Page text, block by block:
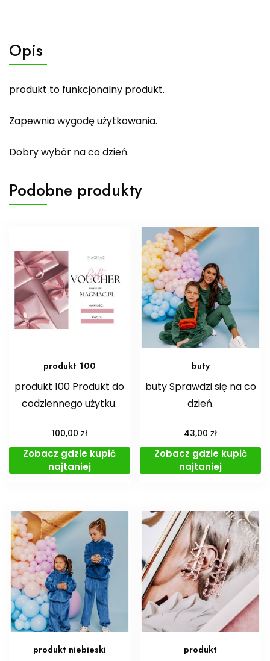
Opis
produkt to funkcjonalny produkt.
Zapewnia wygodę użytkowania.
Dobry wybór na co dzień.
Podobne produkty
produkt 100
produkt 100 Produkt do
codziennego użytku.
100,00 zł
Zobacz gdzie kupić
najtaniej
buty
buty Sprawdzi się na co
dzień.
43,00zł
Zobacz gdzie kupić
najtaniej
produkt niebieski produkt